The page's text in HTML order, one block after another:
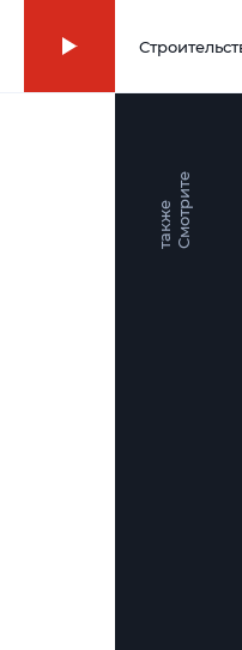
00:00
С
м
о
т
р и
т
е
т
а
к
ж
е